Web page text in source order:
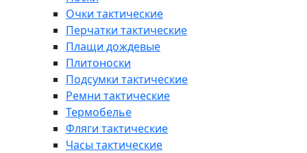
Очки тактические
Перчатки тактические
Плащи дождевые
Плитоноски
Подсумки тактические
Ремни тактические
Термобелье
Фляги тактические
Часы тактические